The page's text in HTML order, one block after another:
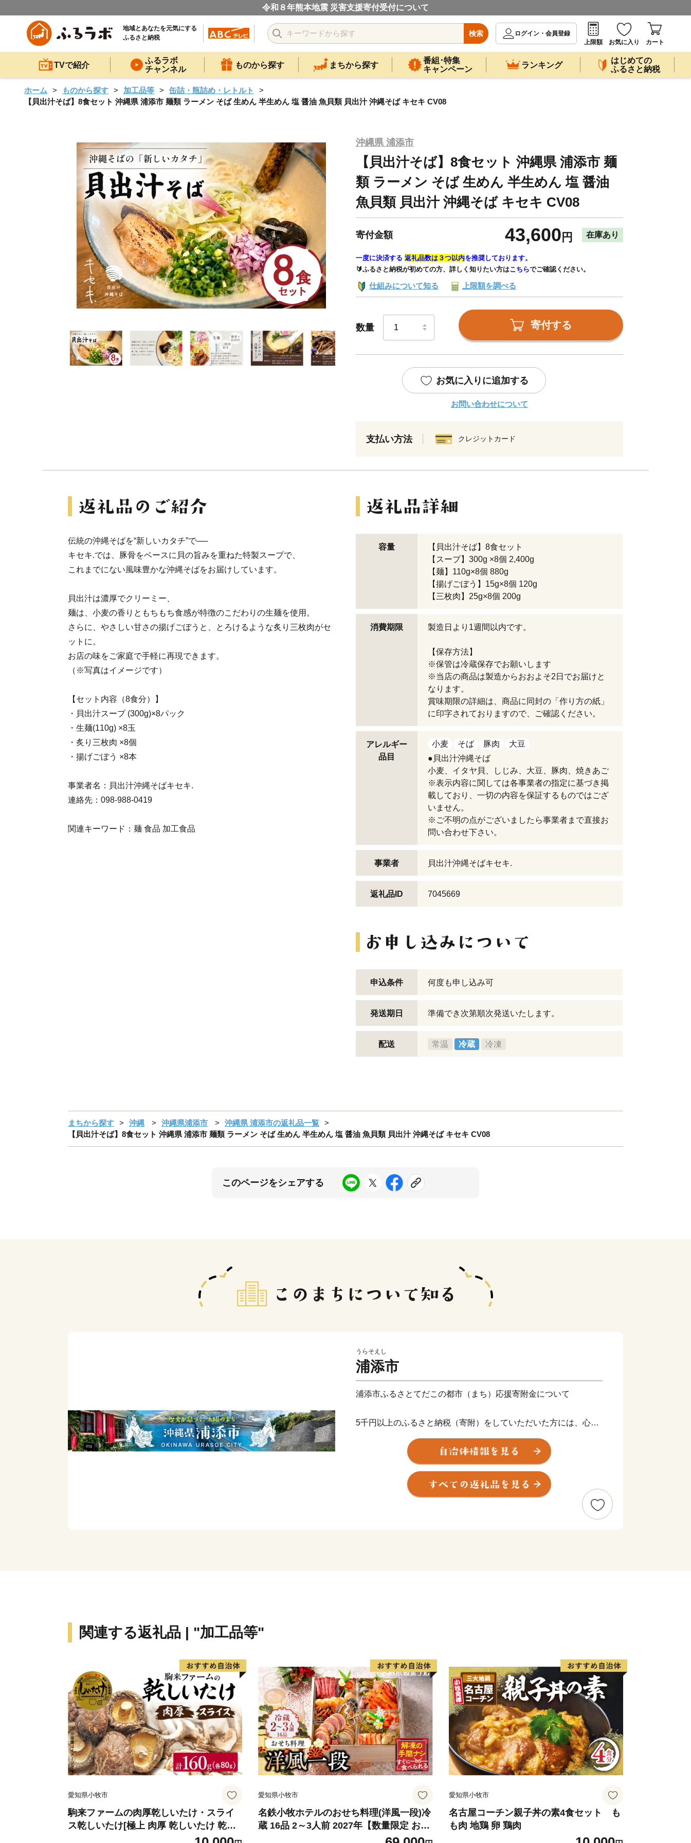
令和８年熊本地震 災害支援寄付受付について
地域とあなたを元気にする
ふるさと納税
検索
ログイン・会員登録
上限額
お気に入り カート
TVで紹介
ふるラボ
チャンネル
ものから探す まちから探す
番組･特集
キャンペーン
ランキング
はじめての
ふるさと納税
ホーム ものから探す 加工品等
缶詰・瓶詰め・レトルト
【貝出汁そば】8食セット 沖縄県 浦添市 麺類 ラーメン そば 生めん 半生めん 塩 醤油 魚貝類 貝出汁 沖縄そば キセキ CV08
沖縄県 浦添市
【貝出汁そば】8食セット 沖縄県 浦添市 麺
類 ラーメン そば 生めん 半生めん 塩 醤油
魚貝類 貝出汁 沖縄そば キセキ CV08
寄付金額 43,600 円 在庫あり
一度に決済する 返礼品数は３つ以内を推奨しております。
🔰ふるさと納税が初めての方、詳しく知りたい方はこちらでご確認ください。
仕組みについて知る 上限額を調べる
数量 寄付する
お気に入りに追加する
お問い合わせについて
支払い方法 クレジットカード
伝統の沖縄そばを“新しいカタチ”で──
キセキ.では、豚骨をベースに貝の旨みを重ねた特製スープで、
これまでにない風味豊かな沖縄そばをお届けしています。
貝出汁は濃厚でクリーミー、
麺は、小麦の香りともちもち食感が特徴のこだわりの生麺を使用。
さらに、やさしい甘さの揚げごぼうと、とろけるような炙り三枚肉がセ
ットに。
お店の味をご家庭で手軽に再現できます。
（※写真はイメージです）
【セット内容（8食分）】
・貝出汁スープ (300g)×8パック
・生麺(110g) ×8玉
・炙り三枚肉 ×8個
・揚げごぼう ×8本
事業者名：貝出汁沖縄そばキセキ.
連絡先：098-988-0419
関連キーワード：麺 食品 加工食品
容量
【貝出汁そば】8食セット
【スープ】300g ×8個 2,400g
【麺】110g×8個 880g
【揚げごぼう】15g×8個 120g
【三枚肉】25g×8個 200g
消費期限 製造日より1週間以内です。
【保存方法】
※保管は冷蔵保存でお願いします
※当店の商品は製造からおおよそ2日でお届けと
なります。
賞味期限の詳細は、商品に同封の「作り方の紙」
に印字されておりますので、ご確認ください。
アレルギー
品目
小麦 そば 豚肉
大豆
●貝出汁沖縄そば
小麦、イタヤ貝、しじみ、大豆、豚肉、焼きあご
※表示内容に関しては各事業者の指定に基づき掲
載しており、一切の内容を保証するものではござ
いません。
※ご不明の点がございましたら事業者まで直接お
問い合わせ下さい。
事業者 貝出汁沖縄そばキセキ.
返礼品ID 7045669
申込条件 何度も申し込み可
発送期日 準備でき次第順次発送いたします。
配送 常温 冷蔵 冷凍
まちから探す 沖縄 沖縄県浦添市
沖縄県 浦添市の返礼品一覧
【貝出汁そば】8食セット 沖縄県 浦添市 麺類 ラーメン そば 生めん 半生めん 塩 醤油 魚貝類 貝出汁 沖縄そば キセキ CV08
このページをシェアする
うらそえし
浦添市
浦添市ふるさとてだこの都市（まち）応援寄附金について
5千円以上のふるさと納税（寄附）をしていただいた方には、心ば
かりの返礼品を差し上げております。
この機会にぜひ浦添市の魅力を感じていただけると幸いです。
・特典の送付は浦添市外在住の方に限らせていただきます。
関連する返礼品 | "加工品等"
愛知県小牧市
駒来ファームの肉厚乾しいたけ・スライ
ス乾しいたけ[極上 肉厚 乾しいたけ 乾シ
イタケ 乾椎茸 干ししいたけ 干し椎茸 ス
愛知県小牧市
名鉄小牧ホテルのおせち料理(洋風一段)冷
蔵 16品 2～3人前 2027年【数量限定 お申
込期限12/15】 解凍不要 ホテル特製 伝統
愛知県小牧市
名古屋コーチン親子丼の素4食セット も
も肉 地鶏 卵 鶏肉